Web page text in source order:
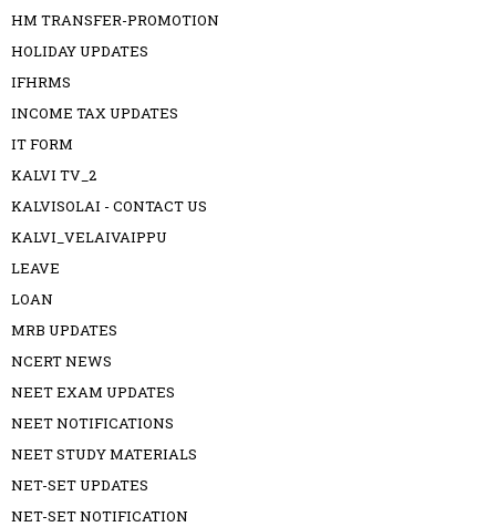
HM TRANSFER-PROMOTION
HOLIDAY UPDATES
IFHRMS
INCOME TAX UPDATES
IT FORM
KALVI TV_2
KALVISOLAI - CONTACT US
KALVI_VELAIVAIPPU
LEAVE
LOAN
MRB UPDATES
NCERT NEWS
NEET EXAM UPDATES
NEET NOTIFICATIONS
NEET STUDY MATERIALS
NET-SET UPDATES
NET-SET NOTIFICATION